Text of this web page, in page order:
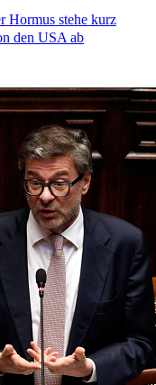
Hormus stehe kurz
den USA ab